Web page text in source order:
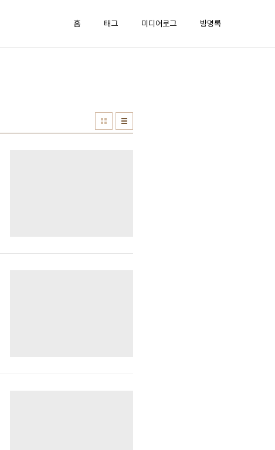
홈 태그 미디어로그 방명록